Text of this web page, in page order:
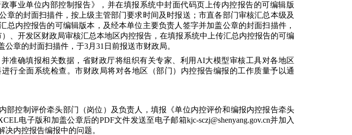
事业单位内部控制报告》，并在填报系统中封面代码页上传内控报告的可编辑版
章的封面扫描件，按上级主管部门要求时间及时报送；市直各部门审核汇总本级及
总内控报告的可编辑版本，及经本单位主要负责人签字并加盖公章的封面扫描件，
、开发区财政局审核汇总本地区内控报告，在填报系统中上传汇总内控报告的可编
章的封面扫描件，于3月31日前报送市财政局。
准确填报相关数据，省财政厅将组织有关专家、利用AI大模型审核工具对各地区
行全面系统检查。市财政局将对各地区（部门）内控报告编报的工作质量予以通
部控制评价牵头部门（岗位）及负责人，填报《单位内控评价和编报内控报告牵头
电子版和加盖公章后的PDF文件发送至电子邮箱kjc-sczj@shenyang.gov.cn并加入
内控报告编报中的问题。